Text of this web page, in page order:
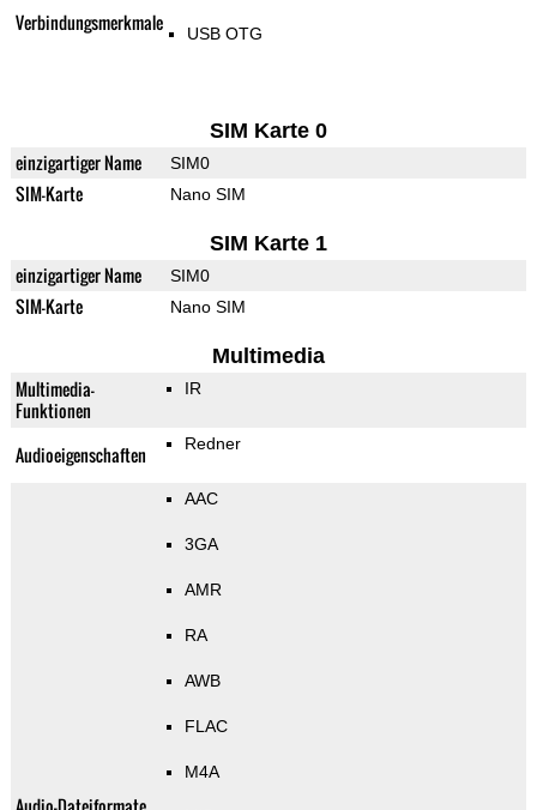
Verbindungsmerkmale USB OTG
SIM Karte 0
einzigartiger Name SIM0
SIM-Karte Nano SIM
SIM Karte 1
einzigartiger Name SIM0
SIM-Karte Nano SIM
Multimedia
Multimedia-
Funktionen
IR
Audioeigenschaften Redner
AAC
3GA
AMR
RA
AWB
FLAC
M4A